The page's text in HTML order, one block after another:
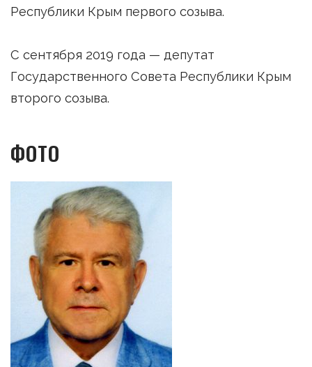
Республики Крым первого созыва.
С сентября 2019 года — депутат
Государственного Совета Республики Крым
второго созыва.
ФОТО